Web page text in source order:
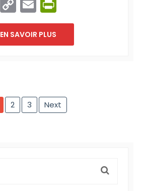
Link
EN SAVOIR PLUS
2 3 Next